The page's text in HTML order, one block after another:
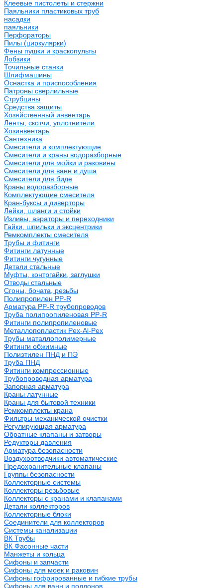
Клеевые пистолеты и стержни
Паяльники пластиковых труб
насадки
паяльники
Перфораторы
Пилы (циркулярки)
Фены пушки и краскопульты
Лобзики
Точильные станки
Шлифмашины
Оснастка и приспособления
Патроны сверлильные
Струбцины
Средства защиты
Хозяйственный инвентарь
Ленты, скотчи, уплотнители
Хозинвентарь
Сантехника
Смесители и комплектующие
Смесители и краны водоразборные
Смесители для мойки и раковины
Смесители для ванн и душа
Смесители для биде
Краны водоразборные
Комплектующие смесителя
Кран-буксы и диверторы
Лейки, шланги и стойки
Изливы, аэраторы и переходники
Гайки, шпильки и эксцентрики
Ремкомплекты смесителя
Трубы и фитинги
Фитинги латунные
Фитинги чугунные
Детали стальные
Муфты, контргайки, заглушки
Отводы стальные
Сгоны, бочата, резьбы
Полипропилен PP-R
Арматура PP-R трубопроводов
Труба полипропиленовая PP-R
Фитинги полипропиленовые
Металлопопластик Pex-Al-Pex
Трубы маталлополимерные
Фитинги обжимные
Полиэтилен ПНД и ПЭ
Труба ПНД
Фитинги компрессионные
Трубопроводная арматура
Запорная арматура
Краны латунные
Краны для бытовой техники
Ремкомплекты крана
Фильтры механической очистки
Регулирующая арматура
Обратные клапаны и затворы
Редукторы давления
Арматура безопасности
Воздухоотводчики автоматические
Предохранительные клапаны
Группы безопасности
Коллекторные системы
Коллекторы резьбовые
Коллекторы с кранами и клапанами
Детали коллекторов
Коллекторные блоки
Соединители для коллекторов
Системы канализации
ВК Трубы
ВК Фасонные части
Манжеты и кольца
Сифоны и запчасти
Сифоны для моек и раковин
Сифоны гофрированные и гибкие трубы
Сифоны для ванн и поддонов